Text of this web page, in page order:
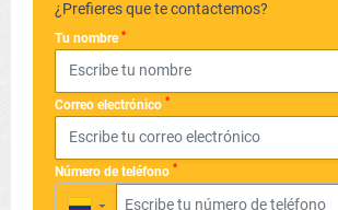
¿Prefieres que te contactemos?
Tu nombre *
Correo electrónico *
Número de teléfono *
▼